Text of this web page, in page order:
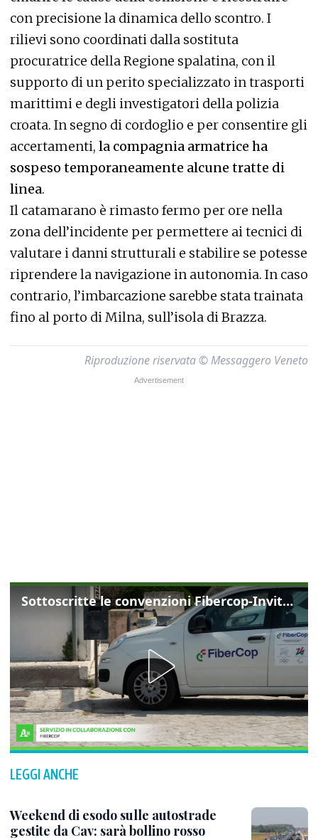
con precisione la dinamica dello scontro. I
rilievi sono coordinati dalla sostituta
procuratrice della Regione spalatina, con il
supporto di un perito specializzato in trasporti
marittimi e degli investigatori della polizia
croata. In segno di cordoglio e per consentire gli
accertamenti, la compagnia armatrice ha
sospeso temporaneamente alcune tratte di
linea.
Il catamarano è rimasto fermo per ore nella
zona dell’incidente per permettere ai tecnici di
valutare i danni strutturali e stabilire se potesse
riprendere la navigazione in autonomia. In caso
contrario, l’imbarcazione sarebbe stata trainata
fino al porto di Milna, sull’isola di Brazza.
Riproduzione riservata © Messaggero Veneto
Sottoscritte le convenzioni Fibercop-Invitalia, fibra ottica per 477 mila civici
LEGGI ANCHE
Weekend di esodo sulle autostrade
gestite da Cav: sarà bollino rosso